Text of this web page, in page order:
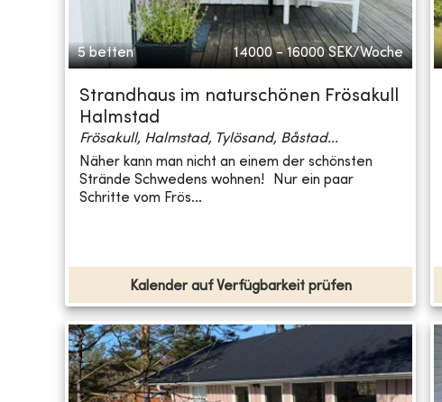
5 betten 14000 - 16000 SEK/Woche
Strandhaus im naturschönen Frösakull
Halmstad
Frösakull, Halmstad, Tylösand, Båstad...
Näher kann man nicht an einem der schönsten
Strände Schwedens wohnen! Nur ein paar
Schritte vom Frös...
Kalender auf Verfügbarkeit prüfen